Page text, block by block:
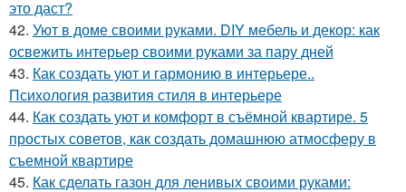
это даст?
42. Уют в доме своими руками. DIY мебель и декор: как
освежить интерьер своими руками за пару дней
43. Как создать уют и гармонию в интерьере..
Психология развития стиля в интерьере
44. Как создать уют и комфорт в съёмной квартире. 5
простых советов, как создать домашнюю атмосферу в
съемной квартире
45. Как сделать газон для ленивых своими руками: